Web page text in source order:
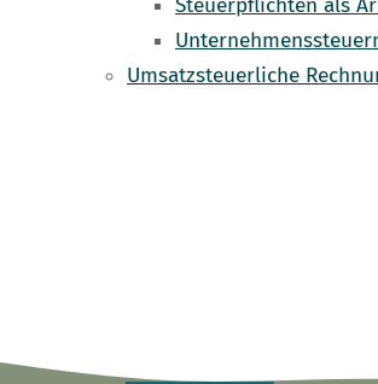
Steuerpflichten als
Umsatzsteuerliche